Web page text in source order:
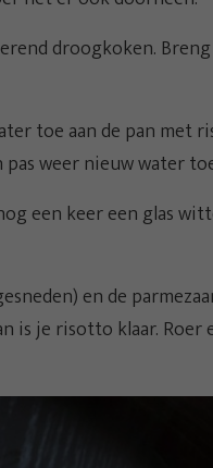
droogkoken.
toe aan de pan met
weer nieuw water
een keer een glas
en de
is je risotto klaar.